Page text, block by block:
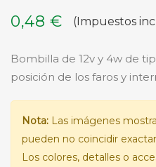
0,48 €
(Impuestos
Bombilla de 12v y 4w de
posición de los faros y
Nota: Las imágenes
pueden no coincidir
Los colores, detalles o